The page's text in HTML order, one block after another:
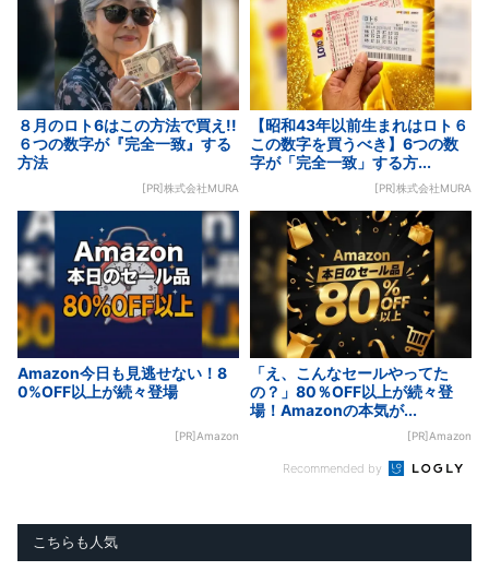
８月のロト6はこの方法で買え!!
６つの数字が『完全一致』する
方法
[PR]株式会社MURA
【昭和43年以前生まれはロト６
この数字を買うべき】6つの数
字が「完全一致」する方...
[PR]株式会社MURA
Amazon今日も見逃せない！8
0%OFF以上が続々登場
[PR]Amazon
「え、こんなセールやってた
の？」80％OFF以上が続々登
場！Amazonの本気が...
[PR]Amazon
Recommended by
こちらも人気